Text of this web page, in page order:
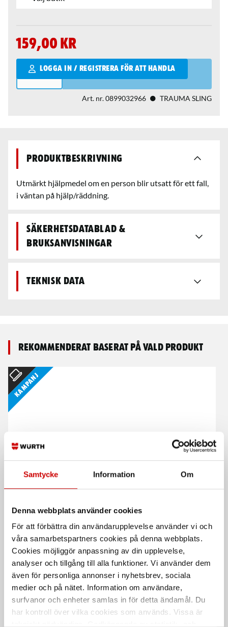
Samtycke Information Om
Denna webbplats använder cookies
För att förbättra din användarupplevelse använder vi och
våra samarbetspartners cookies på denna webbplats.
Cookies möjliggör anpassning av din upplevelse,
analyser och tillgång till alla funktioner. Vi använder dem
även för personliga annonser i nyhetsbrev, sociala
medier och på nätet. Information om användare,
surfvanor och enheter samlas in för detta ändamål. Du
har kontroll över vilka cookies som används. Vissa är
159,00 kr
LOGGA IN / REGISTRERA FÖR ATT HANDLA
Qantity
Art. nr.0899032966 TRAUMA SLING
Produktbeskrivning
Utmärkt hjälpmedel om en person blir utsatt för ett fall,
i väntan på hjälp/räddning.
Säkerhetsdatablad &
bruksanvisningar
Teknisk data
Rekommenderat baserat på vald produkt
Kampanj
Fallskyddssele Elastico
Pro
Användarvänlig och elastisk med
Fallskyddsväska
För fallskyddsutrustning samt
Kampanj
Cederroth First Aid Kit
Large
Kampanj
Fallskyddslina Trailing